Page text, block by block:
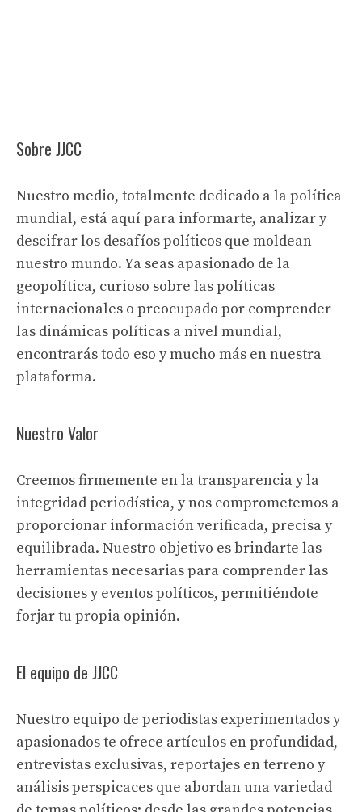
Sobre JJCC
Nuestro medio, totalmente dedicado a la política
mundial, está aquí para informarte, analizar y
descifrar los desafíos políticos que moldean
nuestro mundo. Ya seas apasionado de la
geopolítica, curioso sobre las políticas
internacionales o preocupado por comprender
las dinámicas políticas a nivel mundial,
encontrarás todo eso y mucho más en nuestra
plataforma.
Nuestro Valor
Creemos firmemente en la transparencia y la
integridad periodística, y nos comprometemos a
proporcionar información verificada, precisa y
equilibrada. Nuestro objetivo es brindarte las
herramientas necesarias para comprender las
decisiones y eventos políticos, permitiéndote
forjar tu propia opinión.
El equipo de JJCC
Nuestro equipo de periodistas experimentados y
apasionados te ofrece artículos en profundidad,
entrevistas exclusivas, reportajes en terreno y
análisis perspicaces que abordan una variedad